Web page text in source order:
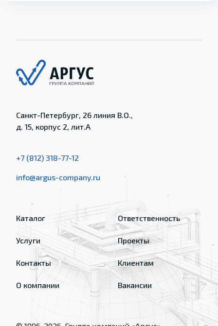
Санкт-Петербург, 26 линия В.О.,
д. 15, корпус 2, лит.А
+7 (812) 318-77-12
info@argus-company.ru
Каталог
Услуги
Контакты
О компании
Ответственность
Проекты
Клиентам
Вакансии